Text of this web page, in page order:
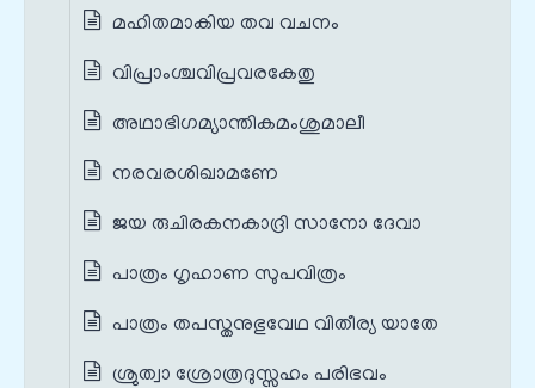
മഹിതമാകിയ തവ വചനം
വിപ്രാംശ്ചവിപ്രവരകേതു
അഥാഭിഗമ്യാന്തികമംശുമാലീ
നരവരശിഖാമണേ
ജയ രുചിരകനകാദ്രി സാനോ ദേവാ
പാത്രം ഗൃഹാണ സുപവിത്രം
പാത്രം തപസ്തനുഭുവേഥ വിതീര്യ യാതേ
ശ്രുത്വാ ശ്രോത്രദുസ്സഹം പരിഭവം